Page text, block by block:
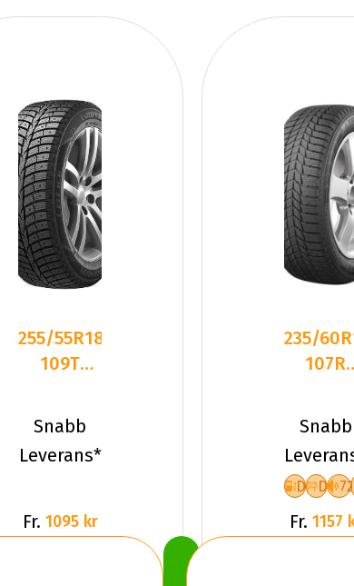
255/55R18
109T
Fit Ice
LW71 D
Snabb
Leverans*
Fr. 1095 kr
235/
107R
PL01 XL
Friktion
2024
Snabb
D D 72
Fr. 1157